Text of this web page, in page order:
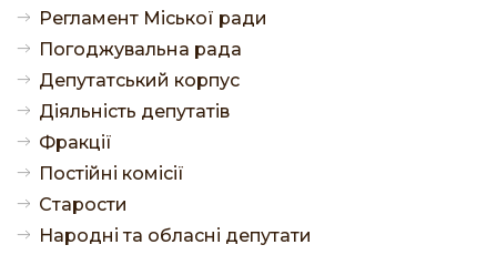
Регламент Міської ради
Погоджувальна рада
Депутатський корпус
Діяльність депутатів
Фракції
Постійні комісії
Старости
Народні та обласні депутати